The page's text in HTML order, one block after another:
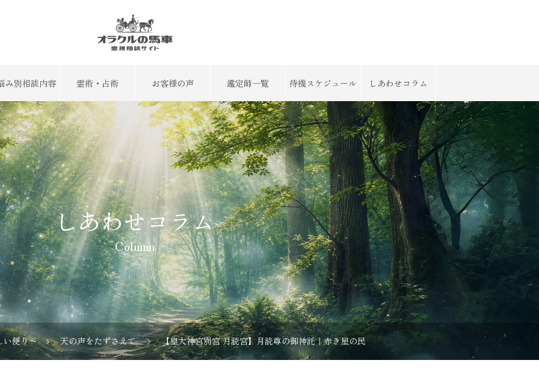
み別相談内容 霊術・占術 お客様の声 鑑定師一覧 待機スケジュール しあわせコラム
しあわせコラム
Column
い便り〜 天の声をたずさえて 【皇大神宮別宮 月読宮】月読尊の御神託｜赤き星の民